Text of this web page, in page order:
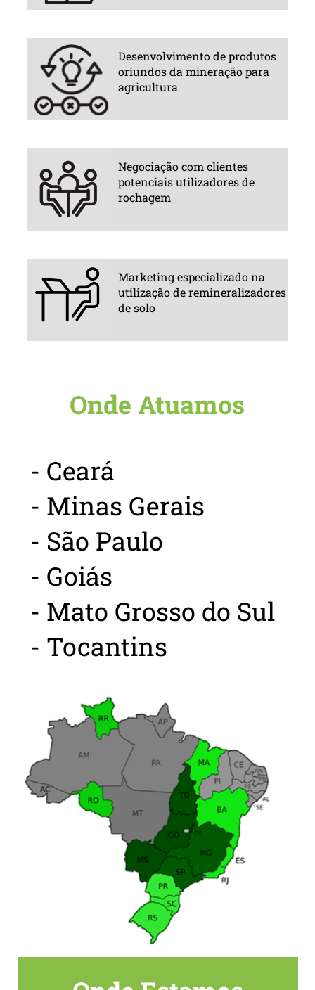
Desenvolvimento de produtos
oriundos da mineração para
agricultura
Negociação com clientes
potenciais utilizadores de
rochagem
Marketing especializado na
utilização de remineralizadores
de solo
Onde Atuamos
- Ceará
- Minas Gerais
- São Paulo
- Goiás
- Mato Grosso do Sul
- Tocantins